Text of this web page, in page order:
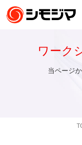
ワーク
当ページ